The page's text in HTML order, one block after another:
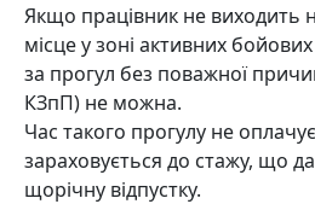
Якщо працівник не виходить
місце у зоні активних
за прогул без поважної
КЗпП) не можна.
Час такого прогулу не
зараховується до стажу, що
щорічну відпустку.